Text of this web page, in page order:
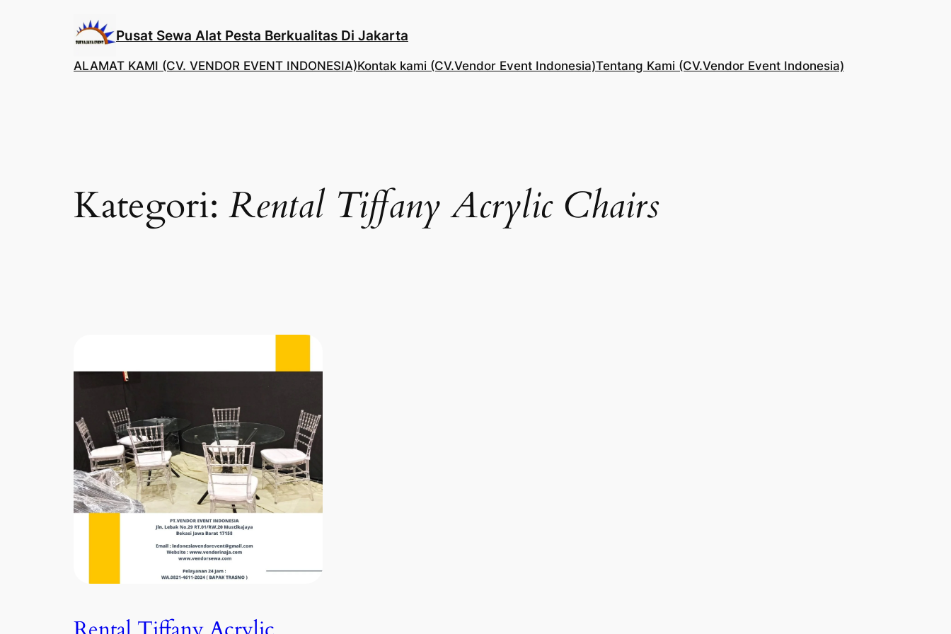
Pusat Sewa Alat Pesta Berkualitas Di Jakarta
ALAMAT KAMI (CV. VENDOR EVENT INDONESIA)Kontak kami (CV.Vendor Event Indonesia)Tentang Kami (CV.Vendor Event Indonesia)
Kategori: Rental Tiffany Acrylic Chairs